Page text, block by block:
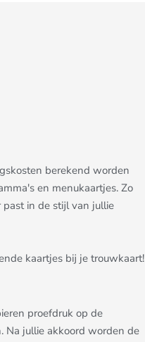
berekend worden
en menukaartjes. Zo
past in de stijl van jullie
kaartjes bij je trouwkaart!
proefdruk op de
Na jullie akkoord worden de